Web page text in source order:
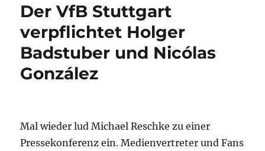
Der VfB Stuttgart
verpflichtet Holger
Badstuber und Nicólas
González
Mal wieder lud Michael Reschke zu einer
Pressekonferenz ein. Medienvertreter und Fans